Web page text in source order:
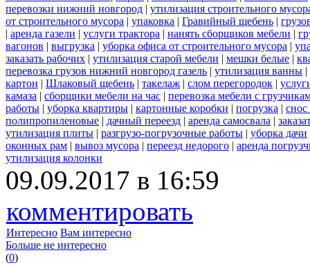
перевозки нижний новгород | утилизация строительного
от строительного мусора | упаковка | Гравийный щебень |
| аренда газели | услуги трактора | нанять сборщиков мебели |
вагонов | выгрузка | уборка офиса от строительного мусора |
заказать рабочих | утилизация старой мебели | мешки белые |
перевозка грузов нижний новгород газель | утилизация ванны |
картон | Шлаковый щебень | такелаж | слом перегородок |
камаза | сборщики мебели на час | перевозка мебели с
работы | уборка квартиры | картонные коробки | погрузка | снос
полипропиленовые | дачный переезд | аренда самосвала |
утилизация плиты | разгрузо-погрузочные работы | уборка дачи
оконных рам | вывоз мусора | переезд недорого | аренда
утилизация колонки
09.09.2017 в 16:59
комментировать
Интересно Вам интересно
Больше не интересно
(0)